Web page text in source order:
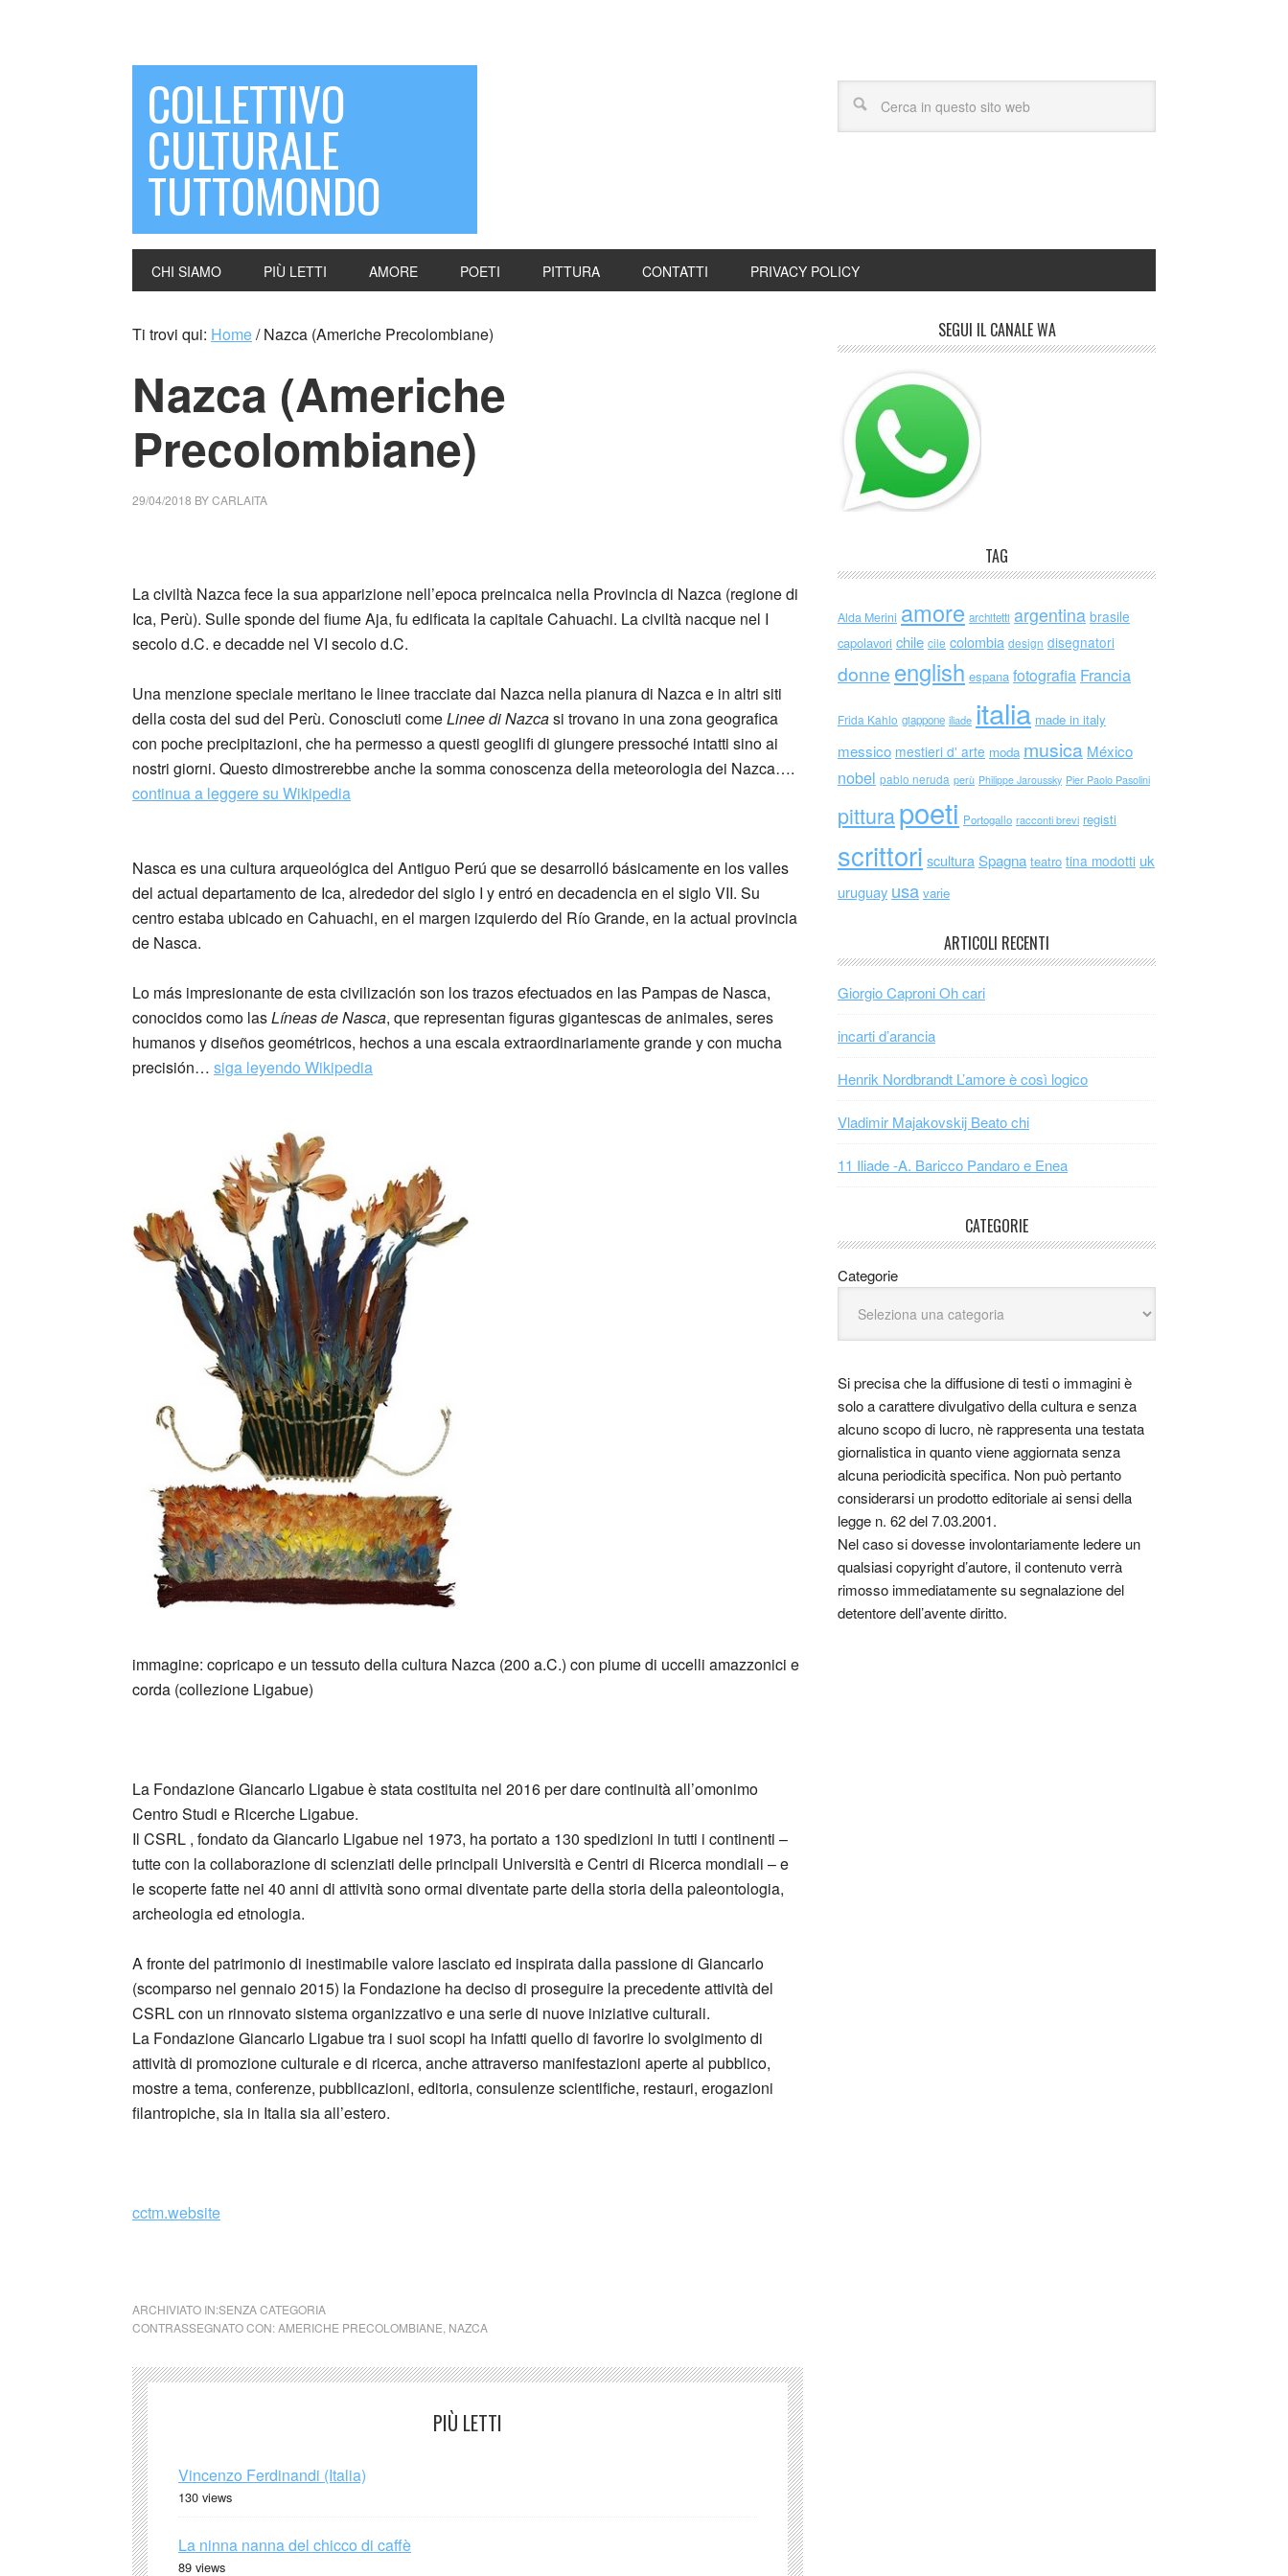
COLLETTIVO
CULTURALE
TUTTOMONDO
CHI SIAMO PIÙ LETTI AMORE POETI PITTURA CONTATTI PRIVACY POLICY
Ti trovi qui: Home/Nazca (Americhe Precolombiane)
Nazca (Americhe
Precolombiane)
29/04/2018 BYCARLAITA
La civiltà Nazca fece la sua apparizione nell’epoca preincaica nella Provincia di Nazca (regione di
Ica, Perù). Sulle sponde del fiume Aja, fu edificata la capitale Cahuachi. La civiltà nacque nel I
secolo d.C. e decadde nel VI secolo d.C.
Una menzione speciale meritano le linee tracciate dai Nazca nella pianura di Nazca e in altri siti
della costa del sud del Perù. Conosciuti comeLinee di Nazcasi trovano in una zona geografica
con poche precipitazioni, che ha permesso a questi geoglifi di giungere pressoché intatti sino ai
nostri giorni. Questo dimostrerebbe anche la somma conoscenza della meteorologia dei Nazca….
continua a leggere su Wikipedia
Nasca es una cultura arqueológica del Antiguo Perú que se desarrolló básicamente en los valles
del actual departamento de Ica, alrededor del siglo I y entró en decadencia en el siglo VII. Su
centro estaba ubicado en Cahuachi, en el margen izquierdo del Río Grande, en la actual provincia
de Nasca.
Lo más impresionante de esta civilización son los trazos efectuados en las Pampas de Nasca,
conocidos como lasLíneas de Nasca, que representan figuras gigantescas de animales, seres
humanos y diseños geométricos, hechos a una escala extraordinariamente grande y con mucha
precisión… siga leyendo Wikipedia
immagine: copricapo e un tessuto della cultura Nazca (200 a.C.) con piume di uccelli amazzonici e
corda (collezione Ligabue)
La Fondazione Giancarlo Ligabue è stata costituita nel 2016 per dare continuità all’omonimo
Centro Studi e Ricerche Ligabue.
Il CSRL , fondato da Giancarlo Ligabue nel 1973, ha portato a 130 spedizioni in tutti i continenti –
tutte con la collaborazione di scienziati delle principali Università e Centri di Ricerca mondiali – e
le scoperte fatte nei 40 anni di attività sono ormai diventate parte della storia della paleontologia,
archeologia ed etnologia.
A fronte del patrimonio di inestimabile valore lasciato ed inspirata dalla passione di Giancarlo
(scomparso nel gennaio 2015) la Fondazione ha deciso di proseguire la precedente attività del
CSRL con un rinnovato sistema organizzativo e una serie di nuove iniziative culturali.
La Fondazione Giancarlo Ligabue tra i suoi scopi ha infatti quello di favorire lo svolgimento di
attività di promozione culturale e di ricerca, anche attraverso manifestazioni aperte al pubblico,
mostre a tema, conferenze, pubblicazioni, editoria, consulenze scientifiche, restauri, erogazioni
filantropiche, sia in Italia sia all’estero.
cctm.website
ARCHIVIATO IN:SENZA CATEGORIA
CONTRASSEGNATO CON:AMERICHE PRECOLOMBIANE NAZCA
PIÙ LETTI
Vincenzo Ferdinandi (Italia)
130 views
La ninna nanna del chicco di caffè
89 views
SEGUI IL CANALE WA
TAG
Alda Merini amore architetti argentina brasile
capolavori chile cile colombia design disegnatori
donne english espana fotografia Francia
Frida Kahlo giappone iliade italia made in italy
messico mestieri d' arte moda musica México
nobel pablo neruda perù Philippe Jaroussky Pier Paolo Pasolini
pitturapoeti Portogallo racconti brevi registi
scrittori scultura Spagna teatro tina modotti uk
uruguay usa varie
ARTICOLI RECENTI
Giorgio Caproni Oh cari
incarti d’arancia
Henrik Nordbrandt L’amore è così logico
Vladimir Majakovskij Beato chi
11 Iliade -A. Baricco Pandaro e Enea
CATEGORIE
Categorie
Si precisa che la diffusione di testi o immagini è
solo a carattere divulgativo della cultura e senza
alcuno scopo di lucro, nè rappresenta una testata
giornalistica in quanto viene aggiornata senza
alcuna periodicità specifica. Non può pertanto
considerarsi un prodotto editoriale ai sensi della
legge n. 62 del 7.03.2001.
Nel caso si dovesse involontariamente ledere un
qualsiasi copyright d’autore, il contenuto verrà
rimosso immediatamente su segnalazione del
detentore dell’avente diritto.